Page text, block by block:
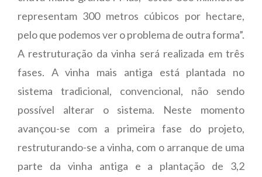
representam 300 metros cúbicos por hectare,
pelo que podemos ver o problema de outra forma”.
A restruturação da vinha será realizada em três
fases. A vinha mais antiga está plantada no
sistema tradicional, convencional, não sendo
possível alterar o sistema. Neste momento
avançou-se com a primeira fase do projeto,
restruturando-se a vinha, com o arranque de uma
parte da vinha antiga e a plantação de 3,2